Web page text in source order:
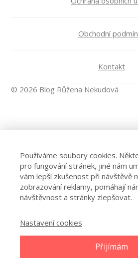
Obchodní
Kontakt
© 2026 Blog Růžena Nekudová
Používáme soubory cookies.
pro fungování stránek, jiné nám
vám lepší zkušenost při návštěvě
zobrazování reklamy, pomáhají
návštěvnost a stránky zlepšovat.
Nastavení cookies
Přijímám